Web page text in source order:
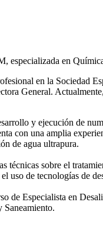
especializada en
en la Sociedad
General.
y ejecución de
con una amplia
de agua ultrapura.
técnicas sobre el
uso de tecnologías de
de Especialista en
Saneamiento.